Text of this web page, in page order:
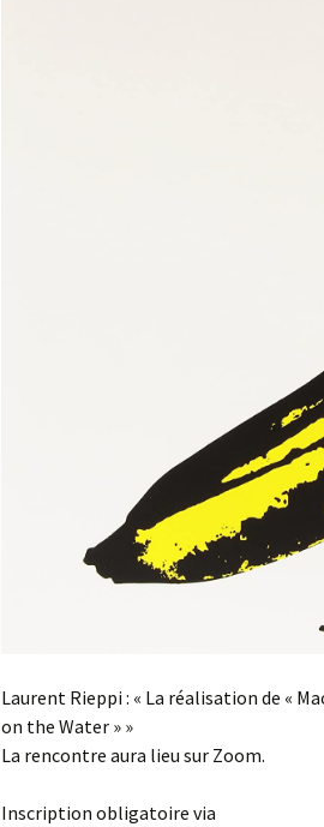
Laurent Rieppi : « La réalisation de «
on the Water » »
La rencontre aura lieu sur Zoom.
Inscription obligatoire via